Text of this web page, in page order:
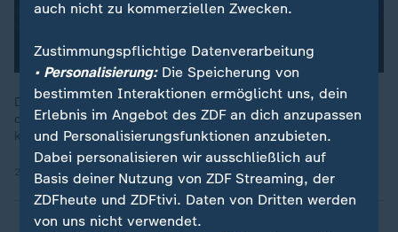
Die Erwärmung der Ozeane scheint ein Phänomen auszulösen,
das die Briten gerade umtreibt. Der Krabbenfang lohnt sich
kaum - Oktopoden fressen ihnen die Beute weg.
20.06.2025 | 2:00 min
auch nicht zu kommerziellen Zwecken.
Zustimmungspflichtige Datenverarbeitung
• Personalisierung:Die Speicherung von
bestimmten Interaktionen ermöglicht uns, dein
Erlebnis im Angebot des ZDF an dich anzupassen
und Personalisierungsfunktionen anzubieten.
Dabei personalisieren wir ausschließlich auf
Basis deiner Nutzung von ZDF Streaming, der
ZDFheute und ZDFtivi. Daten von Dritten werden
von uns nicht verwendet.